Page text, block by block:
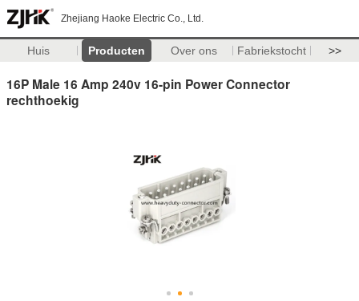
Zhejiang Haoke Electric Co., Ltd.
Huis Producten Over ons Fabriekstocht >>
16P Male 16 Amp 240v 16-pin Power Connector
rechthoekig